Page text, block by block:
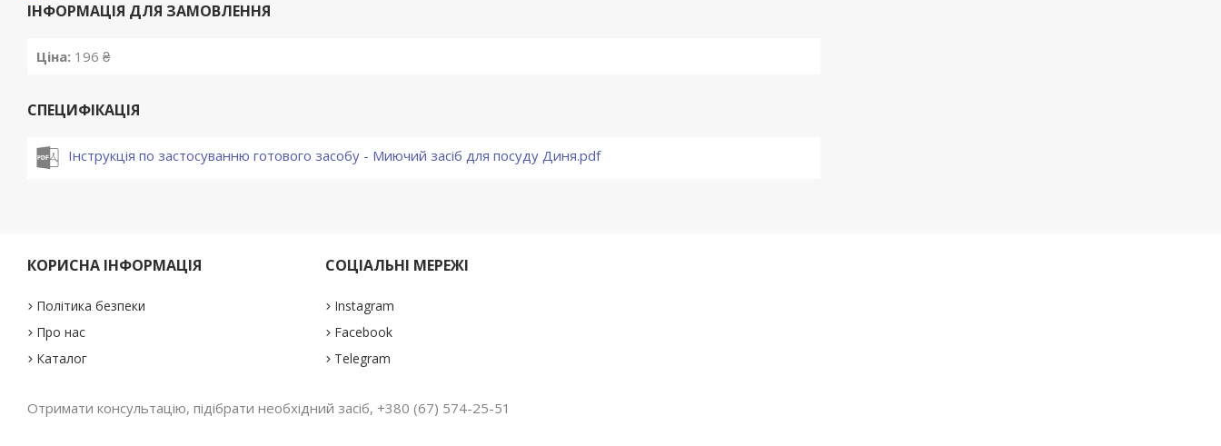
ІНФОРМАЦІЯ ДЛЯ ЗАМОВЛЕННЯ
Ціна: 196 ₴
СПЕЦИФІКАЦІЯ
Інструкція по застосуванню готового засобу - Миючий засіб для посуду Диня.pdf
КОРИСНА ІНФОРМАЦІЯ
Політика безпеки
Про нас
Каталог
СОЦІАЛЬНІ МЕРЕЖІ
Instagram
Facebook
Telegram
Отримати консультацію, підібрати необхідний засіб, +380 (67) 574-25-51